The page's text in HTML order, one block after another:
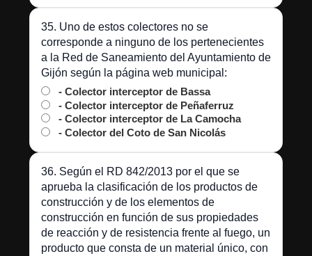
35. Uno de estos colectores no se
corresponde a ninguno de los pertenecientes
a la Red de Saneamiento del Ayuntamiento de
Gijón según la página web municipal:
- Colector interceptor de Bassa
- Colector interceptor de Peñaferruz
- Colector interceptor de La Camocha
- Colector del Coto de San Nicolás
36. Según el RD 842/2013 por el que se
aprueba la clasificación de los productos de
construcción y de los elementos de
construcción en función de sus propiedades
de reacción y de resistencia frente al fuego, un
producto que consta de un material único, con